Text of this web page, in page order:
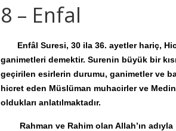
8 – Enfal
Enfâl Suresi, 30 ila 36. ayetler hariç,
ganimetleri demektir. Surenin büyük bir
geçirilen esirlerin durumu, ganimetler ve
hicret eden Müslüman muhacirler ve
oldukları anlatılmaktadır.
Rahman ve Rahim olan Allah’ın adıyla